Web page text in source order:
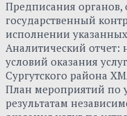
Предписания
государственный
исполнении
Аналитический отчет:
условий оказания
Сургутского района
План мероприятий по
результатам